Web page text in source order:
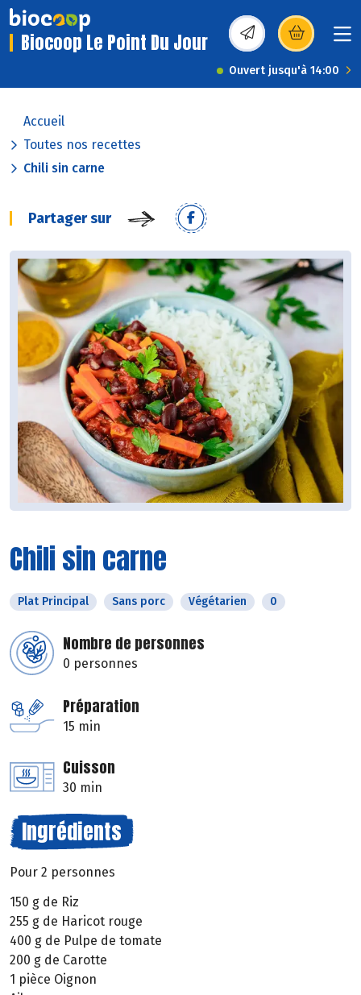
Biocoop Le Point Du Jour (s’ouvre dans une
Ouvert jusqu'à 14:00
Accueil
Toutes nos recettes
Chili sin carne
Partager sur
Chili sin carne
Plat Principal Sans porc Végétarien 0
Nombre de personnes
0 personnes
Préparation
15 min
Cuisson
30 min
Ingrédients
Pour 2 personnes
150 g de Riz
255 g de Haricot rouge
400 g de Pulpe de tomate
200 g de Carotte
1 pièce Oignon